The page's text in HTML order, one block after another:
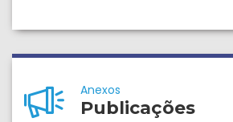
Anexos
Publicações